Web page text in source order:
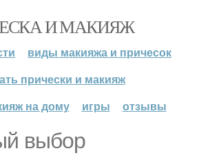
И МАКИЯЖ
виды макияжа и причесок
прически и макияж
на дому
игры отзывы
выбор